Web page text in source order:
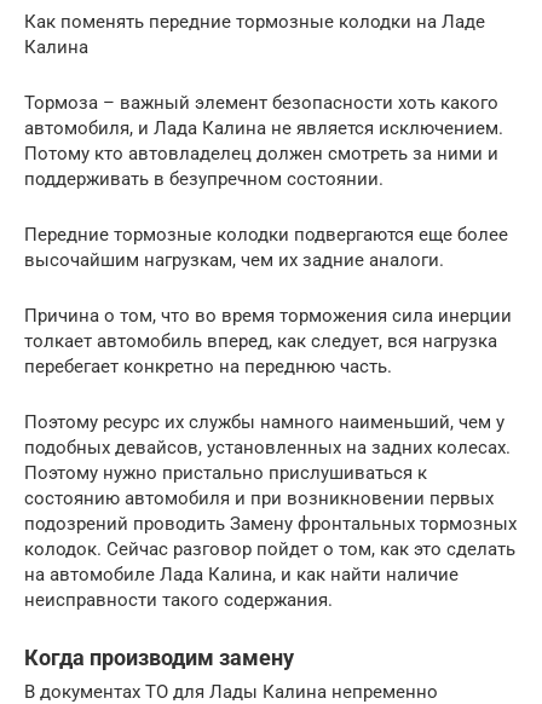
Как поменять передние тормозные колодки на Ладе
Калина
Тормоза – важный элемент безопасности хоть какого
автомобиля, и Лада Калина не является исключением.
Потому кто автовладелец должен смотреть за ними и
поддерживать в безупречном состоянии.
Передние тормозные колодки подвергаются еще более
высочайшим нагрузкам, чем их задние аналоги.
Причина о том, что во время торможения сила инерции
толкает автомобиль вперед, как следует, вся нагрузка
перебегает конкретно на переднюю часть.
Поэтому ресурс их службы намного наименьший, чем у
подобных девайсов, установленных на задних колесах.
Поэтому нужно пристально прислушиваться к
состоянию автомобиля и при возникновении первых
подозрений проводить Замену фронтальных тормозных
колодок. Сейчас разговор пойдет о том, как это сделать
на автомобиле Лада Калина, и как найти наличие
неисправности такого содержания.
Когда производим замену
В документах ТО для Лады Калина непременно